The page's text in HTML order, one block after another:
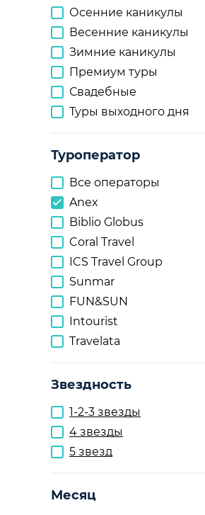
Осенние каникулы
Весенние каникулы
Зимние каникулы
Премиум туры
Свадебные
Туры выходного дня
Туроператор
Все операторы
Anex
Biblio Globus
Coral Travel
ICS Travel Group
Sunmar
FUN&SUN
Intourist
Travelata
Звездность
1-2-3 звезды
4 звезды
5 звезд
Месяц